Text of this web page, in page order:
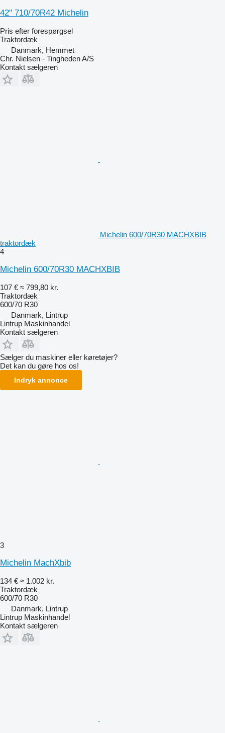
42" 710/70R42 Michelin
Pris efter forespørgsel
Traktordæk
Danmark, Hemmet
Chr. Nielsen - Tingheden A/S
Kontakt sælgeren
Michelin 600/70R30 MACHXBIB
traktordæk
4
Michelin 600/70R30 MACHXBIB
107 € ≈ 799,80 kr.
Traktordæk
600/70 R30
Danmark, Lintrup
Lintrup Maskinhandel
Kontakt sælgeren
Sælger du maskiner eller køretøjer?
Det kan du gøre hos os!
Indryk annonce
3
Michelin MachXbib
134 € ≈ 1.002 kr.
Traktordæk
600/70 R30
Danmark, Lintrup
Lintrup Maskinhandel
Kontakt sælgeren